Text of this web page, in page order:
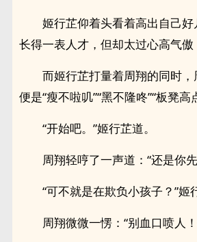
姬行芷仰着头看着高出自己
长得一表人才，但却太过心高气
而姬行芷打量着周翔的同时
便是“瘦不啦叽”“黑不隆咚”“板凳高
“开始吧。”姬行芷道。
周翔轻哼了一声道：“还是你
“可不就是在欺负小孩子？”姬
周翔微微一愣：“别血口喷人